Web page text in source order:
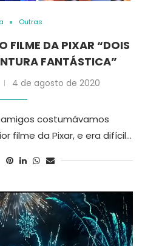
Outras
FILME DA PIXAR “DOIS
FANTÁSTICA”
4 de agosto de 2020
costumávamos
filme da Pixar, e era difícil…